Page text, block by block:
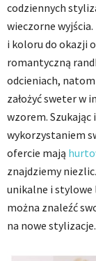
codziennych
wieczorne
i koloru do okazji
romantyczną
odcieniach,
założyć sweter w
wzorem.
wykorzystaniem
ofercie mają
znajdziemy
unikalne i stylowe
można znaleźć
na nowe stylizacje.